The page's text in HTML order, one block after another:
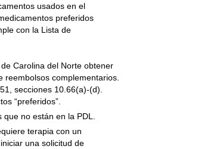
usados en el
preferidos
con la Lista de
Carolina del Norte obtener
complementarios.
secciones 10.66(a)-(d).
“preferidos”.
no están en la PDL.
terapia con un
una solicitud de